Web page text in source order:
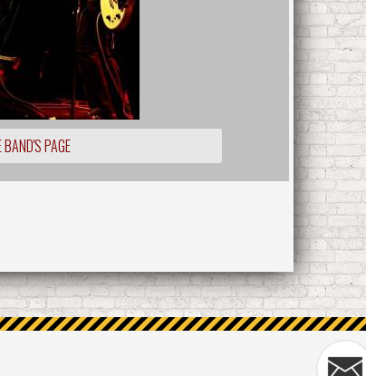
BAND'S PAGE